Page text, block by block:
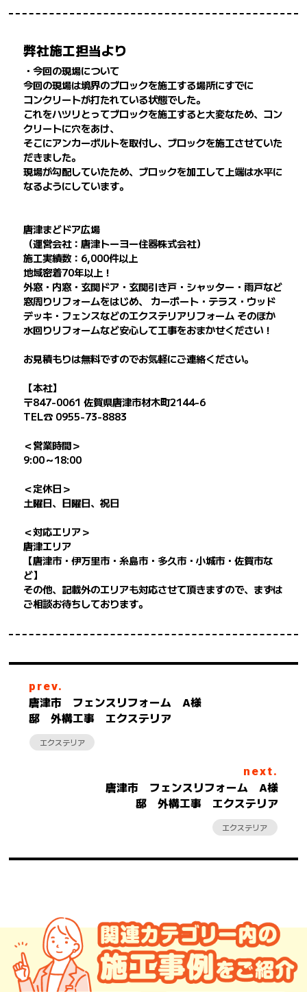
弊社施工担当より
・今回の現場について
今回の現場は境界のブロックを施工する場所にすでに
コンクリートが打たれている状態でした。
これをハツリとってブロックを施工すると大変なため、コン
クリートに穴をあけ、
そこにアンカーボルトを取付し、ブロックを施工させていた
だきました。
現場が勾配していたため、ブロックを加工して上端は水平に
なるようにしています。
唐津まどドア広場
（運営会社：唐津トーヨー住器株式会社）
施工実績数：6,000件以上
地域密着70年以上！
外窓・内窓・玄関ドア・玄関引き戸・シャッター・雨戸など
窓周りリフォームをはじめ、 カーポート・テラス・ウッド
デッキ・フェンスなどのエクステリアリフォーム そのほか
水回りリフォームなど安心して工事をおまかせください！
お見積もりは無料ですのでお気軽にご連絡ください。
【本社】
〒847-0061 佐賀県唐津市材木町2144-6
TEL☎ 0955-73-8883
＜営業時間＞
9:00～18:00
＜定休日＞
土曜日、日曜日、祝日
＜対応エリア＞
唐津エリア
【唐津市・伊万里市・糸島市・多久市・小城市・佐賀市な
ど】
その他、記載外のエリアも対応させて頂きますので、まずは
ご相談お待ちしております。
prev.
唐津市 フェンスリフォーム A様
邸 外構工事 エクステリア
エクステリア
next.
唐津市 フェンスリフォーム A様
邸 外構工事 エクステリア
エクステリア